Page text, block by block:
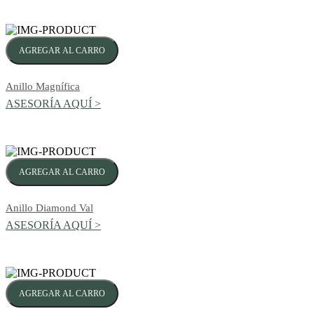
AGREGAR AL CARRO
Anillo Magnífica
ASESORÍA AQUÍ >
AGREGAR AL CARRO
Anillo Diamond Val
ASESORÍA AQUÍ >
AGREGAR AL CARRO